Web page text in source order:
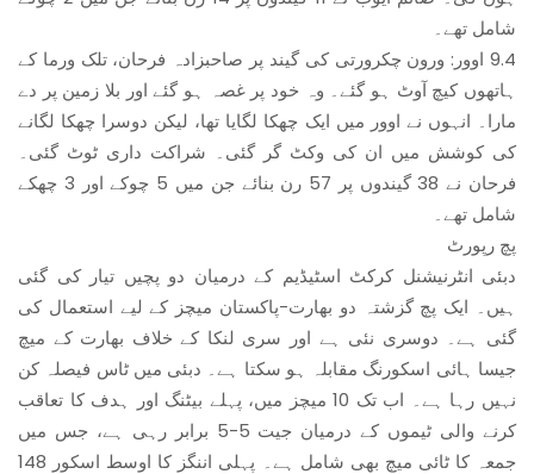
شامل تھے۔
9.4 اوور: ورون چکرورتی کی گیند پر صاحبزادہ فرحان، تلک ورما کے
ہاتھوں کیچ آوٹ ہو گئے۔ وہ خود پر غصہ ہو گئے اور بلا زمین پر دے
مارا۔ انہوں نے اوور میں ایک چھکا لگایا تھا، لیکن دوسرا چھکا لگانے
کی کوشش میں ان کی وکٹ گر گئی۔ شراکت داری ٹوٹ گئی۔
فرحان نے 38 گیندوں پر 57 رن بنائے جن میں 5 چوکے اور 3 چھکے
شامل تھے۔
پچ رپورٹ
دبئی انٹرنیشنل کرکٹ اسٹیڈیم کے درمیان دو پچیں تیار کی گئی
ہیں۔ ایک پچ گزشتہ دو بھارت-پاکستان میچز کے لیے استعمال کی
گئی ہے۔ دوسری نئی ہے اور سری لنکا کے خلاف بھارت کے میچ
جیسا ہائی اسکورنگ مقابلہ ہو سکتا ہے۔ دبئی میں ٹاس فیصلہ کن
نہیں رہا ہے۔ اب تک 10 میچز میں، پہلے بیٹنگ اور ہدف کا تعاقب
کرنے والی ٹیموں کے درمیان جیت 5-5 برابر رہی ہے، جس میں
جمعہ کا ٹائی میچ بھی شامل ہے۔ پہلی اننگز کا اوسط اسکور 148